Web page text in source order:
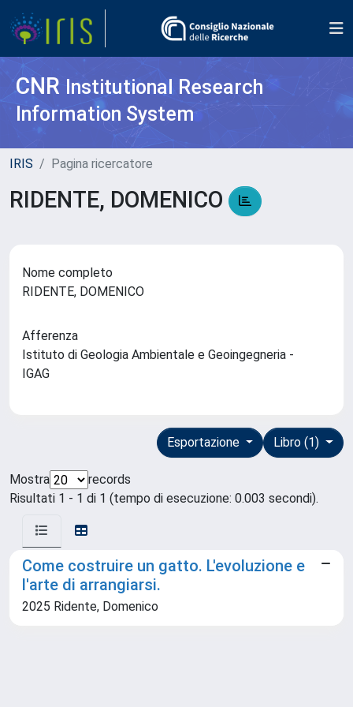
CNR Institutional Research
Information System
IRIS Pagina ricercatore
RIDENTE, DOMENICO
Nome completo
RIDENTE, DOMENICO
Afferenza
Istituto di Geologia Ambientale e Geoingegneria -
IGAG
Libro (1)
Esportazione
Mostra
records
Risultati 1 - 1 di 1 (tempo di esecuzione: 0.003 secondi).
Come costruire un gatto. L'evoluzione e
l'arte di arrangiarsi.
2025 Ridente, Domenico